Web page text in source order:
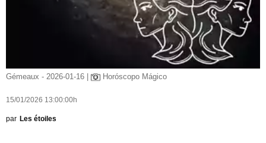
Gémeaux - 2026-01-16 | Horóscopo Mágico
15/01/2026 13:00:00h
par Les étoiles